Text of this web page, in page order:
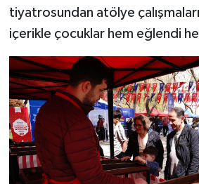
tiyatrosundan atölye
içerikle çocuklar hem eğlendi